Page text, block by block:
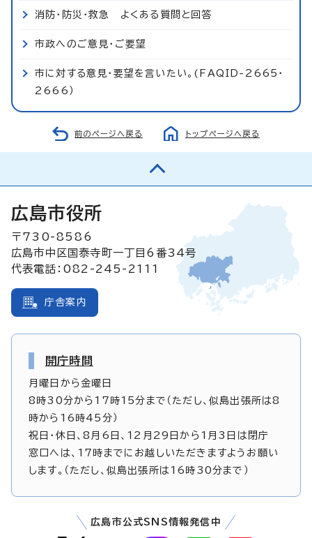
消防・防災・救急 よくある質問と回答
市政へのご意見・ご要望
市に対する意見・要望を言いたい。(FAQID-2665・
2666）
前のページへ戻る トップページへ戻る
広島市役所
〒730-8586
広島市中区国泰寺町一丁目6番34号
代表電話：082-245-2111
庁舎案内
開庁時間
月曜日から金曜日
8時30分から17時15分まで（ただし、似島出張所は8
時から16時45分）
祝日・休日、8月6日、12月29日から1月3日は閉庁
窓口へは、17時までにお越しいただきますようお願い
します。（ただし、似島出張所は16時30分まで）
広島市公式SNS情報発信中